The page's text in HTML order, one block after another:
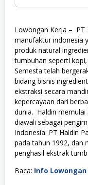
Lowongan Kerja – PT
manufaktur indonesia
produk natural
tumbuhan seperti
Semesta telah
bidang bisnis
ekstraksi secara
kepercayaan dari
dunia. Haldin memulai
diawali sebagai
Indonesia. PT Haldin
pada tahun 1992, dan
penghasil ekstrak
Baca: Info